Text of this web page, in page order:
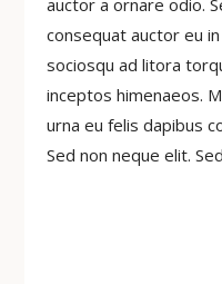
auctor a ornare odio.
consequat auctor eu
sociosqu ad litora
inceptos himenaeos.
urna eu felis dapibus
Sed non neque elit.